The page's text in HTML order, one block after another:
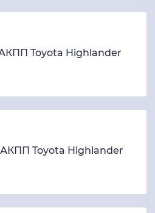
Toyota Highlander
Toyota Highlander